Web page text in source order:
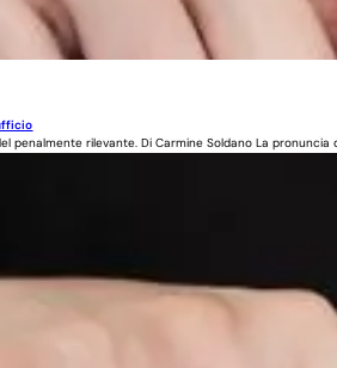
penalmente rilevante. Di Carmine Soldano La pronuncia